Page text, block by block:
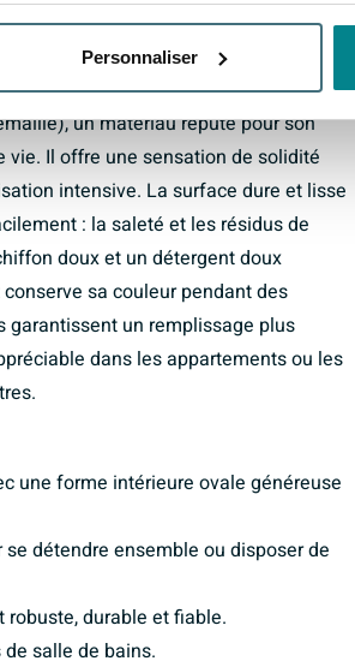
Personnaliser
de votre salle de bains.
un matériau réputé pour son
vie. Il offre une sensation de solidité
intensive. La surface dure et lisse
: la saleté et les résidus de
doux et un détergent doux
sa couleur pendant des
garantissent un remplissage plus
dans les appartements ou les
une forme intérieure ovale généreuse
détendre ensemble ou disposer de
durable et fiable.
salle de bains.